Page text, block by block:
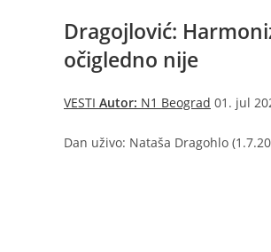
Dragojlović:
očigledno nije
VESTI Autor: N1 Beograd 01. jul
Dan uživo: Nataša Dragohlo